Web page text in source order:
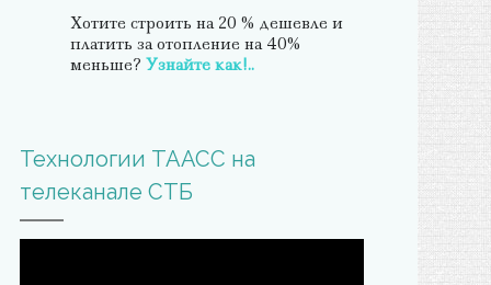
Хотите строить на 20 % дешевле и
платить за отопление на 40%
меньше? Узнайте как!..
Технологии ТААСС на
телеканале СТБ